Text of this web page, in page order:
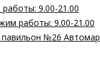
9.00-21.00
работы: 9.00-21.00
павильон №26